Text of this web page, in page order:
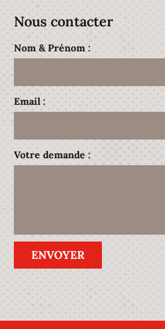
Nous contacter
Nom & Prénom :
Email :
Votre demande :
ENVOYER